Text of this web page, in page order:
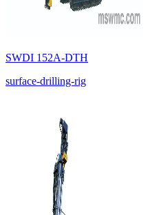
SWDI 152A-DTH
surface-drilling-rig